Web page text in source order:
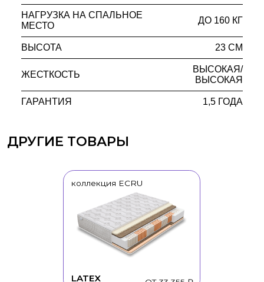
НАГРУЗКА НА СПАЛЬНОЕ
МЕСТО
ДО 160 КГ
ВЫСОТА 23 СМ
ЖЕСТКОСТЬ
ВЫСОКАЯ/
ВЫСОКАЯ
ГАРАНТИЯ 1,5 ГОДА
LATEX
коллекция ECRU
BEIGE ОТ 24 670 ₽
коллекция ECRU